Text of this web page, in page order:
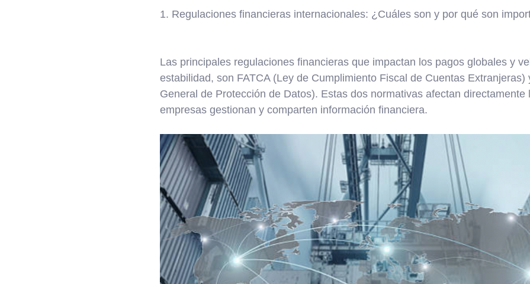
1. Regulaciones financieras internacionales: ¿Cuáles son y por qué son
Las principales regulaciones financieras que impactan los pagos globales y
estabilidad, son FATCA (Ley de Cumplimiento Fiscal de Cuentas Extranjeras)
General de Protección de Datos). Estas dos normativas afectan directamente
empresas gestionan y comparten información financiera.